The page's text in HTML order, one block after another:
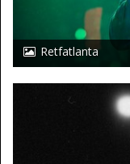
Retfatlanta